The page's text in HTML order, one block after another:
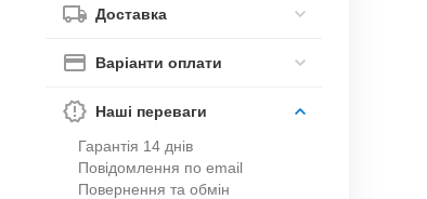
Доставка
Варіанти оплати
Наші переваги
Гарантія 14 днів
Повідомлення по email
Повернення та обмін